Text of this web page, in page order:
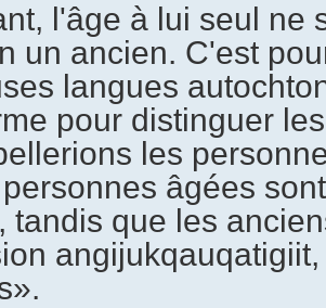
l'âge à lui seul ne
un ancien. C'est
langues
pour distinguer
les
âgées
tandis que les